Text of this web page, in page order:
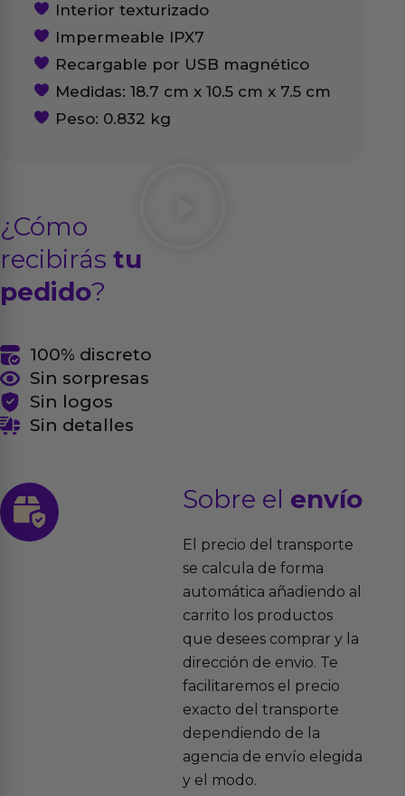
Interior texturizado
Impermeable IPX7
Recargable por USB magnético
Medidas: 18.7 cm x 10.5 cm x 7.5 cm
Peso: 0.832 kg
¿Cómo
recibirás tu
pedido?
100% discreto
Sin sorpresas
Sin logos
Sin detalles
Sobre el envío
El precio del transporte
se calcula de forma
automática añadiendo al
carrito los productos
que desees comprar y la
dirección de envio. Te
facilitaremos el precio
exacto del transporte
dependiendo de la
agencia de envío elegida
y el modo.